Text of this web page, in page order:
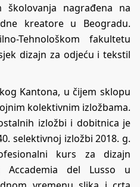
nagrađena na
kreatore u Beogradu.
Tehnološkom fakultetu
dizajn za odjeću i tekstil
Kantona, u čijem sklopu
kolektivnim izložbama.
izložbi i dobitnica je
selektivnoj izložbi 2018. g.
kurs za dizajn
Accademia del Lusso u